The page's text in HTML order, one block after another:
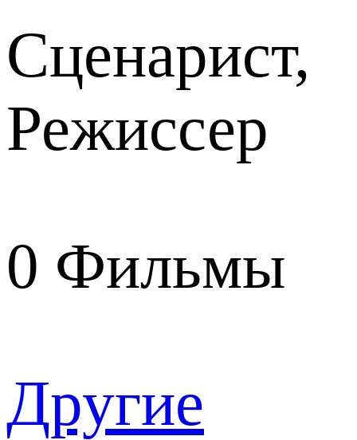
Сценарист,
Режиссер
0 Фильмы
Другие